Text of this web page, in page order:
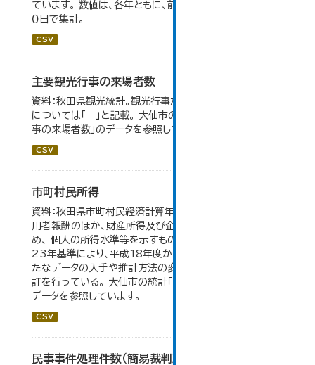
ています。 数値は、各年ともに、前年１０月１日～当年９月３
０日で集計。
CSV
主要観光行事の来場者数
資料：秋田県観光統計。観光行事が開催されなかったもの
については「－」と記載。 大仙市の統計「15-1 主要観光行
事の来場者数」のデータを参照しています。
CSV
市町村民所得
資料：秋田県市町村民経済計算年報。市町村民所得は、雇
用者報酬のほか、財産所得及び企業所得も含んでいるた
め、 個人の所得水準等を示すものではない。数値は平成
23年基準により、平成18年度から作成されたもので、 新
たなデータの入手や推計方法の変更により、毎年度遡及改
訂を行っている。 大仙市の統計「16-2 市町村民所得」の
データを参照しています。
CSV
民事事件処理件数（簡易裁判所）